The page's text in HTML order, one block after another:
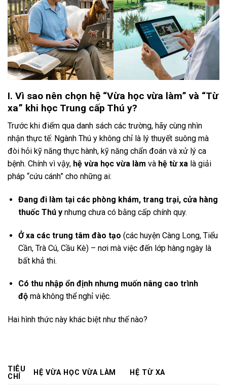
I. Vì sao nên chọn hệ “Vừa học vừa làm” và “Từ
xa” khi học Trung cấp Thú y?
Trước khi điểm qua danh sách các trường, hãy cùng nhìn
nhận thực tế: Ngành Thú y không chỉ là lý thuyết suông mà
đòi hỏi kỹ năng thực hành, kỹ năng chẩn đoán và xử lý ca
bệnh. Chính vì vậy, hệ vừa học vừa làm và hệ từ xa là giải
pháp “cứu cánh” cho những ai:
Đang đi làm tại các phòng khám, trang trại, cửa hàng
thuốc Thú ynhưng chưa có bằng cấp chính quy.
Ở xa các trung tâm đào tạo (các huyện Càng Long, Tiểu
Cần, Trà Cú, Cầu Kè) – nơi mà việc đến lớp hàng ngày là
bất khả thi.
Có thu nhập ổn định nhưng muốn nâng cao trình
độmà không thể nghỉ việc.
Hai hình thức này khác biệt như thế nào?
TIÊU
CHÍ
HỆ VỪA HỌC VỪA LÀM HỆ TỪ XA